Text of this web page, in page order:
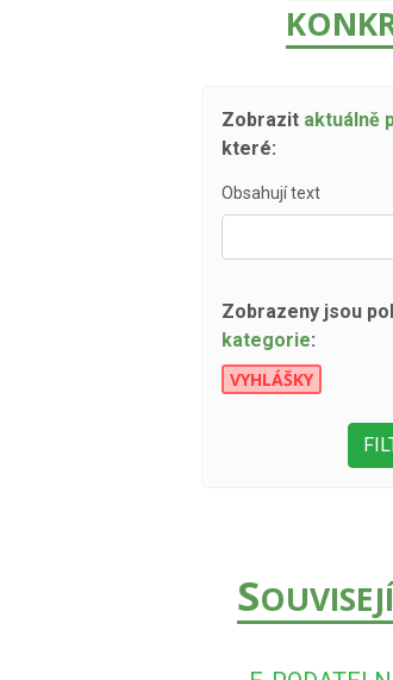
Zobrazit aktuálně
které:
Obsahují text
Zobrazeny jsou
kategorie:
VYHLÁŠKY
S